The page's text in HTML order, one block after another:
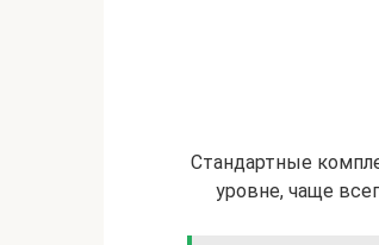
Стандартные
уровне, чаще